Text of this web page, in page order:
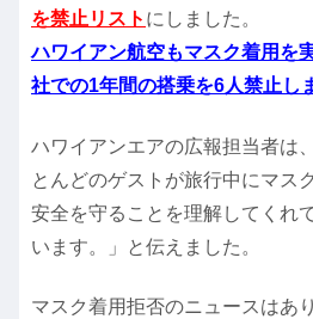
を禁止リスト にしました。
ハワイアン航空もマスク着用を
社での1年間の搭乗を6人禁止し
ハワイアンエアの広報担当者は
とんどのゲストが旅行中にマス
安全を守ることを理解してくれ
います。」と伝えました。
マスク着用拒否のニュースはあ